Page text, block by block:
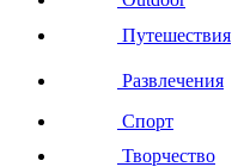
Путешествия
Развлечения
Спорт
Творчество